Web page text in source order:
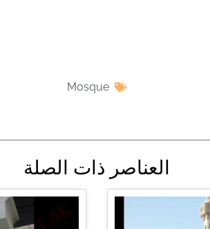
Mosque
العناصر ذات الصلة